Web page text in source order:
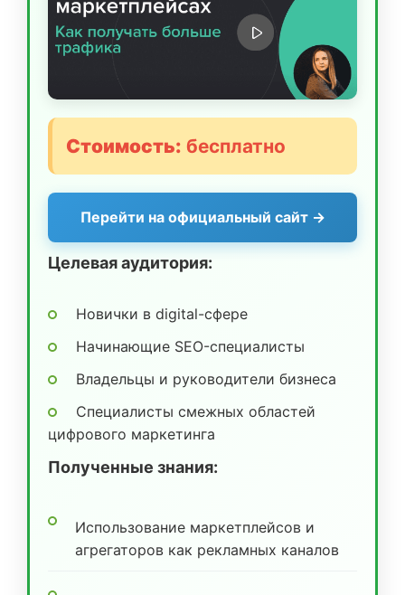
Стоимость: бесплатно
Перейти на официальный сайт →
Целевая аудитория:
Новички в digital-сфере
Начинающие SEO-специалисты
Владельцы и руководители бизнеса
Специалисты смежных областей
цифрового маркетинга
Полученные знания:
Использование маркетплейсов и
агрегаторов как рекламных каналов